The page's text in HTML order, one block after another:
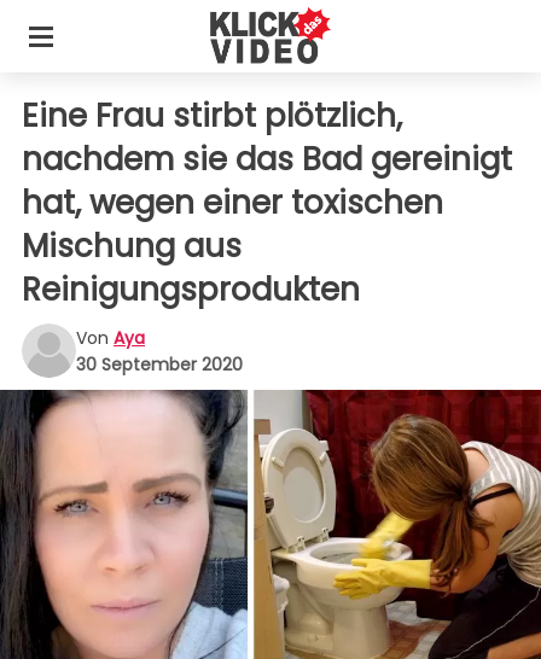
Eine Frau stirbt plötzlich,
nachdem sie das Bad gereinigt
hat, wegen einer toxischen
Mischung aus
Reinigungsprodukten
Von Aya
30 September 2020